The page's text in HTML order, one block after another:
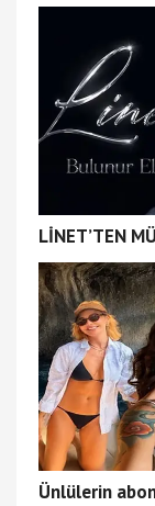
LİNET’TEN
Ünlülerin